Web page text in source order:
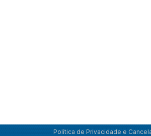
Política de Privacidade e